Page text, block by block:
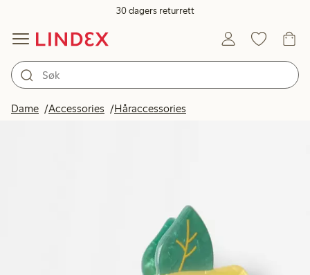
30 dagers returrett
Dame Accessories Håraccessories